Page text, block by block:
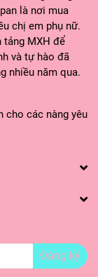
sóc kỹ
có thể sử
da mặt,
tay vì dễ làm
hình vòng
lại trong
là nơi mua
chị em phụ nữ.
MXH để
và tự hào đã
nhiều năm qua.
cho các nàng yêu
Đăng ký